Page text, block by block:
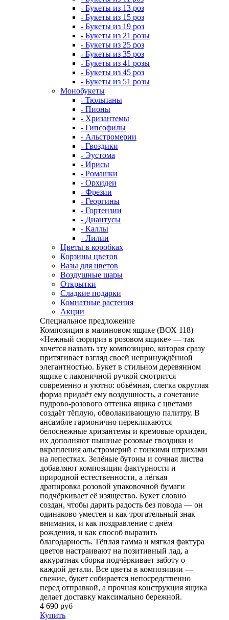
- Букеты из 13 роз
- Букеты из 15 роз
- Букеты из 19 роз
- Букеты из 21 розы
- Букеты из 25 роз
- Букеты из 35 роз
- Букеты из 41 розы
- Букеты из 45 роз
- Букеты из 51 розы
Монобукеты
- Тюльпаны
- Пионы
- Хризантемы
- Гипсофилы
- Альстромерии
- Гвоздики
- Эустома
- Ирисы
- Ромашки
- Орхидеи
- Фрезии
- Георгины
- Гортензии
- Диантусы
- Каллы
- Лилии
Цветы в коробках
Корзины цветов
Вазы для цветов
Воздушные шары
Открытки
Сладкие подарки
Комнатные растения
Акции
Специальное предложение
Композиция в малиновом ящике (ВОХ 118)
«Нежный сюрприз в розовом ящике» — так
хочется назвать эту композицию, которая сразу
притягивает взгляд своей непринуждённой
элегантностью. Букет в стильном деревянном
ящике с лаконичной ручкой смотрится
современно и уютно: объёмная, слегка округлая
форма придаёт ему воздушность, а сочетание
пудрово‑розового оттенка ящика с цветами
создаёт тёплую, обволакивающую палитру. В
ансамбле гармонично перекликаются
белоснежные хризантемы и кремовые орхидеи,
их дополняют пышные розовые гвоздики и
вкрапления альстромерий с тонкими штрихами
на лепестках. Зелёные бутоны и сочная листва
добавляют композиции фактурности и
природной естественности, а лёгкая
драпировка розовой упаковочной бумаги
подчёркивает её изящество. Букет словно
создан, чтобы дарить радость без повода — он
одинаково уместен и как трогательный знак
внимания, и как поздравление с днём
рождения, и как способ выразить
благодарность. Тёплая гамма и мягкая фактура
цветов настраивают на позитивный лад, а
аккуратная сборка подчёркивает заботу о
каждой детали. Все цветы в композиции —
свежие, букет собирается непосредственно
перед отправкой, а прочная конструкция ящика
делает доставку максимально бережной.
4 690 руб
Купить